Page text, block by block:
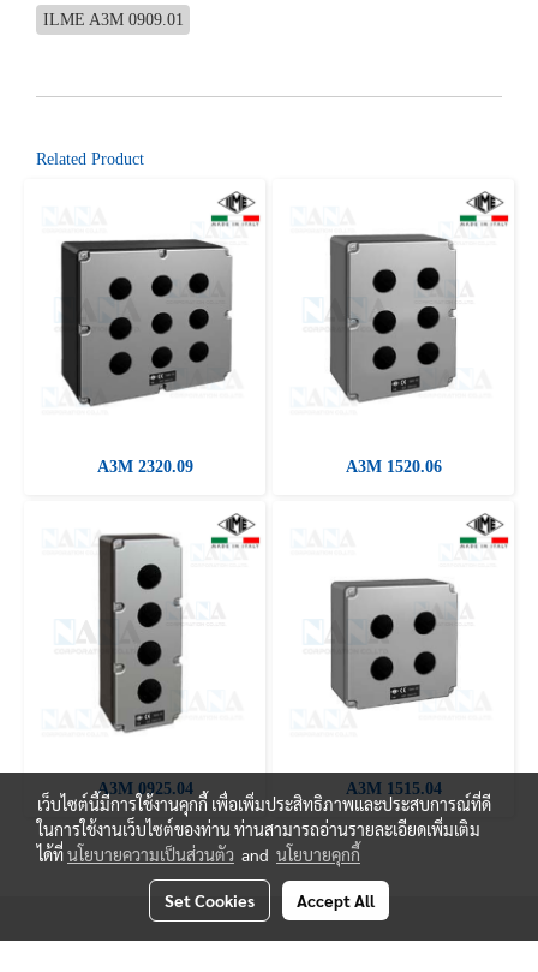
ILME A3M 0909.01
Related Product
A3M 2320.09 A3M 1520.06
A3M 0925.04 A3M 1515.04
เว็บไซต์นี้มีการใช้งานคุกกี้ เพื่อเพิ่มประสิทธิภาพและประสบการณ์ที่ดี
ในการใช้งานเว็บไซต์ของท่าน ท่านสามารถอ่านรายละเอียดเพิ่มเติม
ได้ที่นโยบายความเป็นส่วนตัว and นโยบายคุกกี้
Set Cookies Accept All